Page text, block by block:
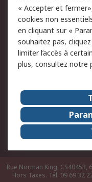
jour
Conditions
de vente
Campagnes
A propos de RS
A propos de RS
Le groupe RS
RS dans le monde
Nous rejoindre
Rue Norman King,
Hors Taxes. Tél: 09 69 32
« Accepter et
cookies non
en cliquant sur «
souhaitez pas,
limiter l’accès à
plus, consultez notre